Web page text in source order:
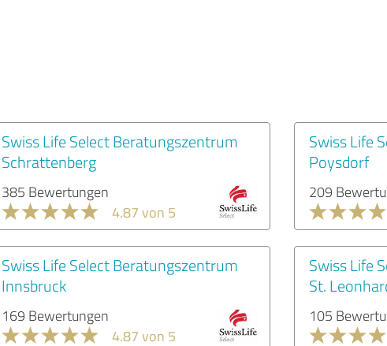
Swiss Life Select Beratungszentrum
Schrattenberg
385 Bewertungen
4.87 von 5
Swiss Life
Poysdorf
209
Swiss Life Select Beratungszentrum
Innsbruck
169 Bewertungen
4.87 von 5
Swiss Life
St.
105